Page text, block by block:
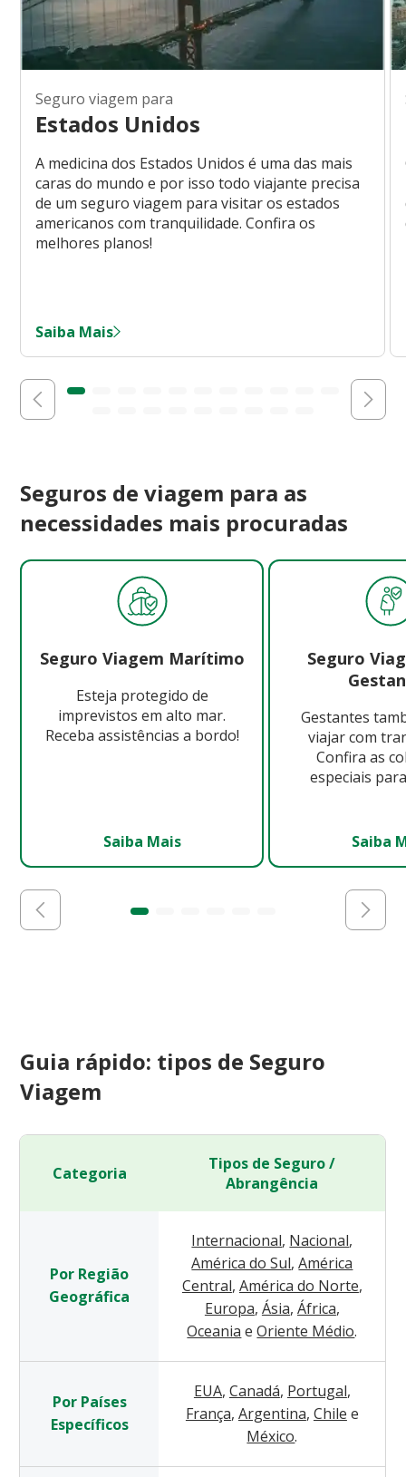
Seguro viagem para
Estados Unidos
A medicina dos Estados Unidos é uma das mais
caras do mundo e por isso todo viajante precisa
de um seguro viagem para visitar os estados
americanos com tranquilidade. Confira os
melhores planos!
Saiba Mais
Seguros de viagem para as
necessidades mais procuradas
Seguro Viagem Marítimo
Esteja protegido de
imprevistos em alto mar.
Receba assistências a bordo!
Saiba Mais
Seguro
Gestantes
viajar com
Confira as
especiais
Saiba
Guia rápido: tipos de Seguro
Viagem
Categoria
Tipos de Seguro /
Abrangência
Por Região
Geográfica
Internacional, Nacional,
América do Sul, América
Central, América do Norte,
Europa, Ásia, África,
Oceania e Oriente Médio.
Por Países
Específicos
EUA, Canadá, Portugal,
França, Argentina, Chile e
México.